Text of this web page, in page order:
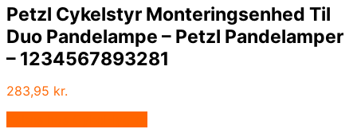
Petzl Cykelstyr Monteringsenhed Til
Duo Pandelampe – Petzl Pandelamper
– 1234567893281
283,95 kr.